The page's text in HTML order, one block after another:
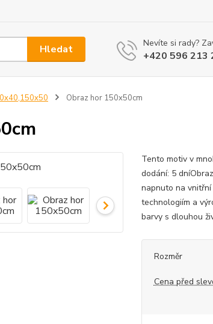
Hledat Nevíte si rady?
+420 596 213
Obraz hor 150x50cm
Tento motiv v
dodání: 5
napnuto na vnitřní
technologiím a
barvy s dlouhou
Rozměr
Cena před